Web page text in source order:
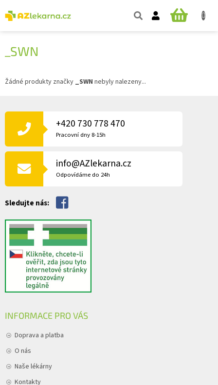
na
obsah
NÁKUPNÍ
_SWN
Žádné produkty značky _SWN nebyly nalezeny...
Á
T
+420 730 778 470
Pracovní dny 8-15h
info@AZlekarna.cz
Odpovídáme do 24h
Sledujte nás:
INFORMACE PRO VÁS
Doprava a platba
O nás
Naše lékárny
Kontakty